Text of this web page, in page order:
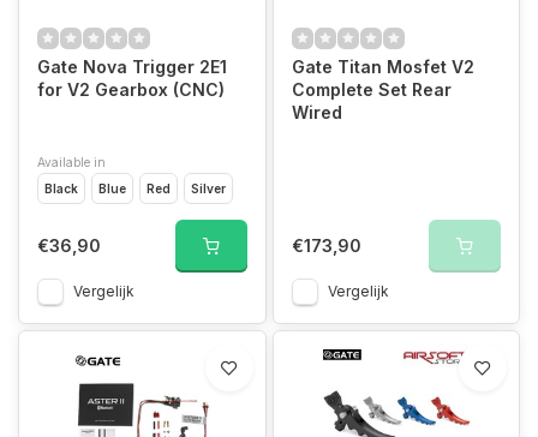
Gate Nova Trigger 2E1
for V2 Gearbox (CNC)
Available in
Black
Blue Red Silver
€36,90
Vergelijk
Gate Titan Mosfet V2
Complete Set Rear
Wired
€173,90
Vergelijk